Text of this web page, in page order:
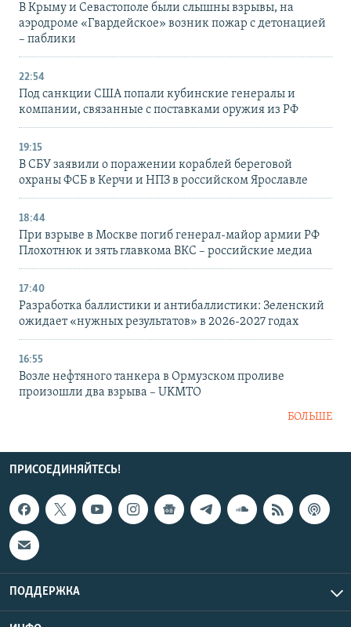
В Крыму и Севастополе были слышны взрывы, на
аэродроме «Гвардейское» возник пожар с детонацией
– паблики
22:54
Под санкции США попали кубинские генералы и
компании, связанные с поставками оружия из РФ
19:15
В СБУ заявили о поражении кораблей береговой
охраны ФСБ в Керчи и НПЗ в российском Ярославле
18:44
При взрыве в Москве погиб генерал-майор армии РФ
Плохотнюк и зять главкома ВКС – российские медиа
17:40
Разработка баллистики и антибаллистики: Зеленский
ожидает «нужных результатов» в 2026-2027 годах
16:55
Возле нефтяного танкера в Ормузском проливе
произошли два взрыва – UKMTO
БОЛЬШЕ
ПРИСОЕДИНЯЙТЕСЬ!
ПОДДЕРЖКА